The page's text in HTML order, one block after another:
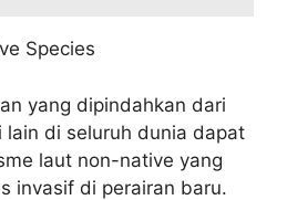
Species
yang dipindahkan dari
lain di seluruh dunia dapat
laut non-native yang
invasif di perairan baru.